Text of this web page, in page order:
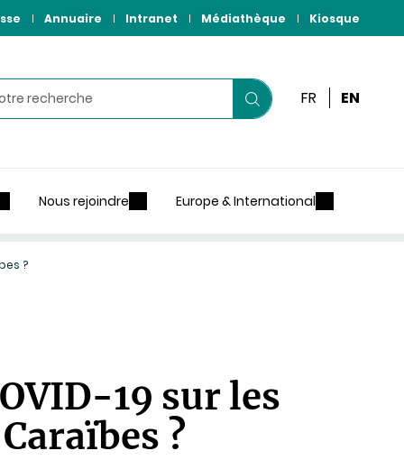
Annuaire Intranet Médiathèque Kiosque
Lancer
FR EN
Nous rejoindre Europe & International
?
19 sur les
?